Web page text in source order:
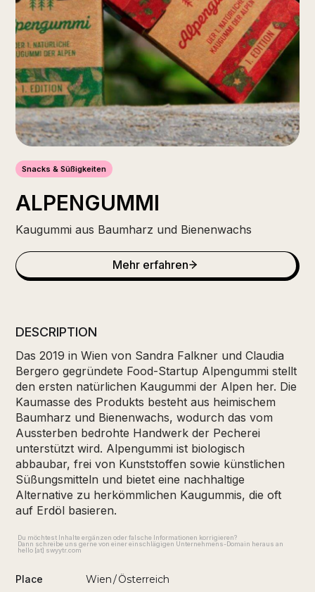
Snacks & Süßigkeiten
ALPENGUMMI
Kaugummi aus Baumharz und Bienenwachs
Mehr erfahren
DESCRIPTION
Das 2019 in Wien von Sandra Falkner und Claudia
Bergero gegründete Food-Startup Alpengummi stellt
den ersten natürlichen Kaugummi der Alpen her. Die
Kaumasse des Produkts besteht aus heimischem
Baumharz und Bienenwachs, wodurch das vom
Aussterben bedrohte Handwerk der Pecherei
unterstützt wird. Alpengummi ist biologisch
abbaubar, frei von Kunststoffen sowie künstlichen
Süßungsmitteln und bietet eine nachhaltige
Alternative zu herkömmlichen Kaugummis, die oft
auf Erdöl basieren.
Du möchtest Inhalte ergänzen oder falsche Informationen korrigieren?
Dann schreibe uns gerne von einer einschlägigen Unternehmens-Domain heraus an
hello [at] swyytr.com
Place Wien/Österreich